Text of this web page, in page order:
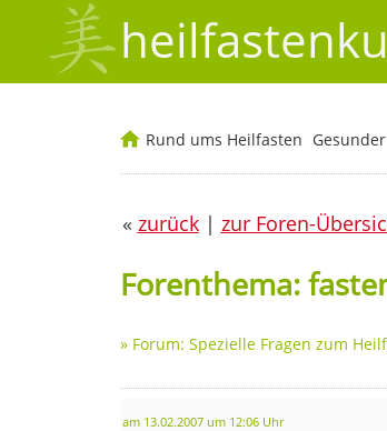
Rund ums Heilfasten
« zurück| zur Foren-
Forenthema:
» Forum: Spezielle Fragen zum
am 13.02.2007 um 12:06 Uhr